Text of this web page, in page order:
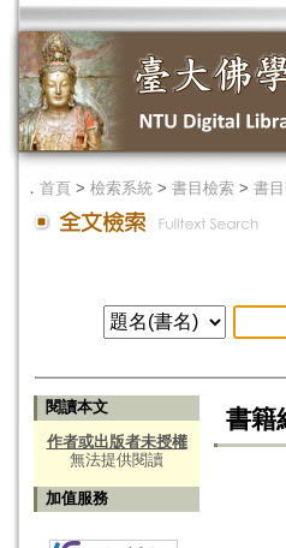
． 首頁 > 檢索系統 > 書目檢索 > 書
閱讀本文
作者或出版者未授權
無法提供閱讀
加值服務
書籍